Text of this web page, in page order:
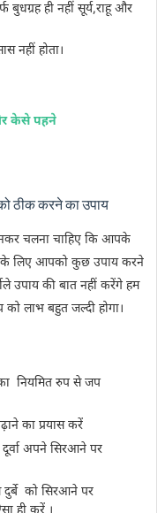
बुधग्रह ही नहीं सूर्य,राहू और
नहीं होता।
केसे पहने
ठीक करने का उपाय
चलना चाहिए कि आपके
लिए आपको कुछ उपाय करने
उपाय की बात नहीं करेंगे हम
लाभ बहुत जल्दी होगा।
नियमित रुप से जप
का प्रयास करें
अपने सिरआने पर
को सिरआने पर